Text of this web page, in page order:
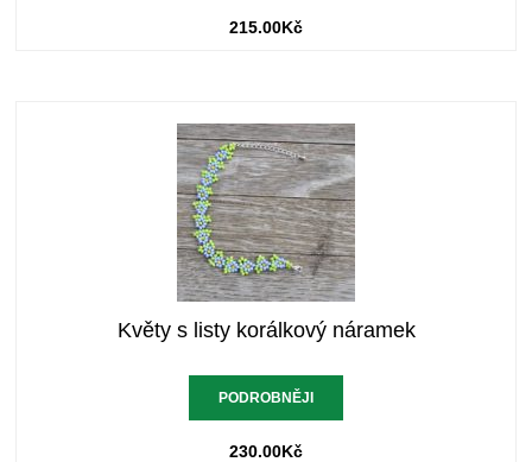
215.00Kč
Květy s listy korálkový náramek
PODROBNĚJI
230.00Kč